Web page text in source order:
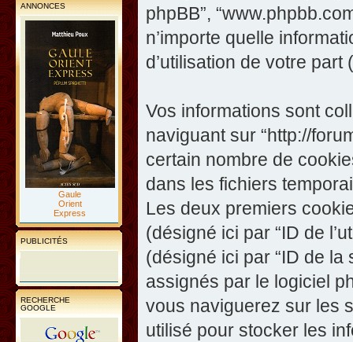
ANNONCES
Gaule
Orient
Express
PUBLICITÉS
RECHERCHE
GOOGLE
phpBB”,
n’importe quelle
d’utilisation de votre part
Vos informations sont
naviguant sur “http://
certain nombre de
dans les fichiers
Les deux premiers
(désigné ici par “ID de
(désigné ici par “ID de
assignés par le logiciel
vous naviguerez sur les
utilisé pour stocker les